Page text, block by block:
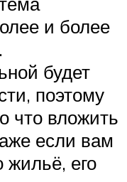
и более
будет
поэтому
что вложить
если вам
его